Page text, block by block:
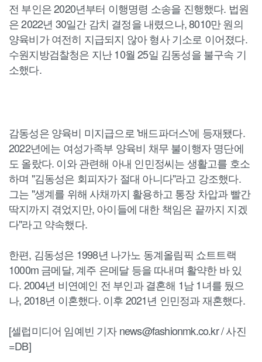
전 부인은 2020년부터 이행명령 소송을 진행했다. 법원
은 2022년 30일간 감치 결정을 내렸으나, 8010만 원의
양육비가 여전히 지급되지 않아 형사 기소로 이어졌다.
수원지방검찰청은 지난 10월 25일 김동성을 불구속 기
소했다.
감동성은 양육비 미지급으로 '배드파더스'에 등재됐다.
2022년에는 여성가족부 양육비 채무 불이행자 명단에
도 올랐다. 이와 관련해 아내 인민정씨는 생활고를 호소
하며 "김동성은 회피자가 절대 아니다"라고 강조했다.
그는 "생계를 위해 사채까지 활용하고 통장 차압과 빨간
딱지까지 겪었지만, 아이들에 대한 책임은 끝까지 지겠
다"라고 약속했다.
한편, 김동성은 1998년 나가노 동계올림픽 쇼트트랙
1000m 금메달, 계주 은메달 등을 따내며 활약한 바 있
다. 2004년 비연예인 전 부인과 결혼해 1남 1녀를 뒀으
나, 2018년 이혼했다. 이후 2021년 인민정과 재혼했다.
[셀럽미디어 임예빈 기자 news@fashionmk.co.kr / 사진
=DB]